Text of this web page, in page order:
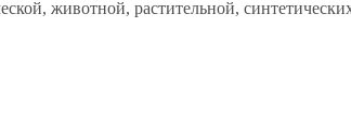
животной, растительной,